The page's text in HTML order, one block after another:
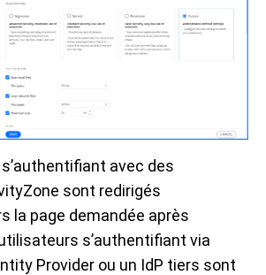
avec des
sont redirigés
la page demandée après
s’authentifiant via
Provider ou un IdP tiers sont